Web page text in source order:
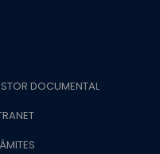
DOCUMENTAL